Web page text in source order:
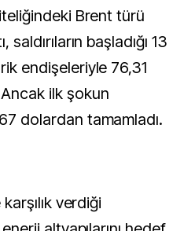
Brent türü
başladığı 13
endişeleriyle 76,31
ilk şokun
dolardan tamamladı.
verdiği